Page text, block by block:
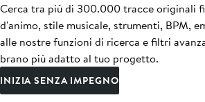
Cerca tra più di 300.000 tracce originali
d'animo, stile musicale, strumenti, BPM,
alle nostre funzioni di ricerca e filtri
brano più adatto al tuo progetto.
INIZIA SENZA IMPEGNO